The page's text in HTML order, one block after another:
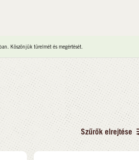
Köszönjük türelmét és megértését.
Szűrők elrejtése